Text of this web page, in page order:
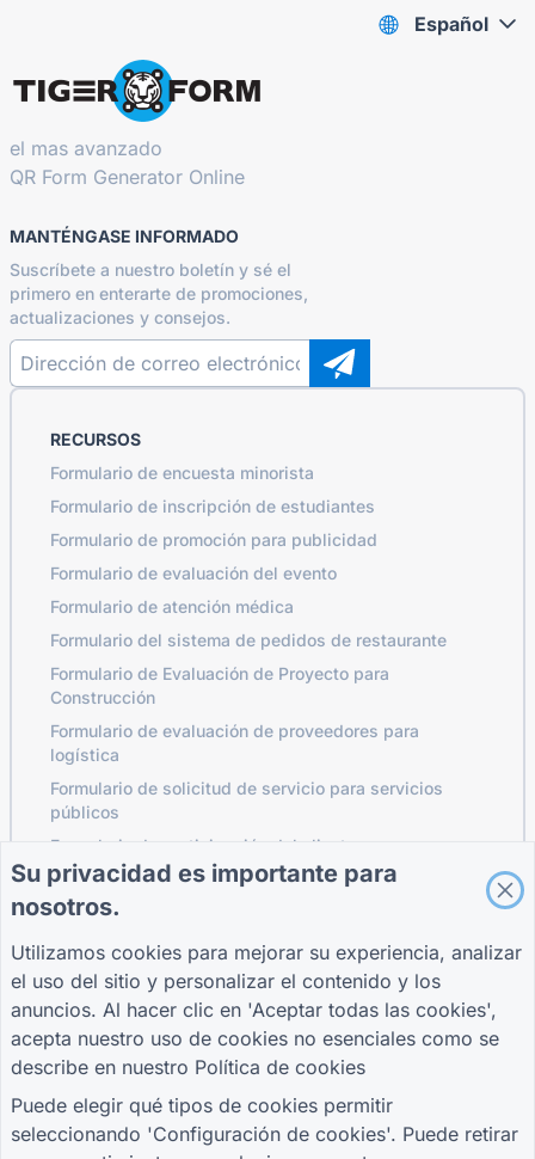
el mas avanzado
QR Form Generator Online
MANTÉNGASE INFORMADO
Suscríbete a nuestro boletín y sé el
primero en enterarte de promociones,
actualizaciones y consejos.
RECURSOS
Formulario de encuesta minorista
Formulario de inscripción de estudiantes
Formulario de promoción para publicidad
Formulario de evaluación del evento
Formulario de atención médica
Formulario del sistema de pedidos de restaurante
Formulario de Evaluación de Proyecto para
Construcción
Formulario de evaluación de proveedores para
logística
Formulario de solicitud de servicio para servicios
públicos
Formulario de participación del cliente
GUÍAS
Centro de ayuda
Blog
TIGER FORM Guía
COMPAÑÍA
Sobre nosotros
Contáctenos
TÉRMINOS
Términos
política de
privacidad
Configuración de
cookies
Español
Su privacidad es importante para
nosotros.
Utilizamos cookies para mejorar su experiencia, analizar
el uso del sitio y personalizar el contenido y los
anuncios. Al hacer clic en 'Aceptar todas las cookies',
acepta nuestro uso de cookies no esenciales como se
describe en nuestro Política de cookies
Puede elegir qué tipos de cookies permitir
seleccionando 'Configuración de cookies'. Puede retirar